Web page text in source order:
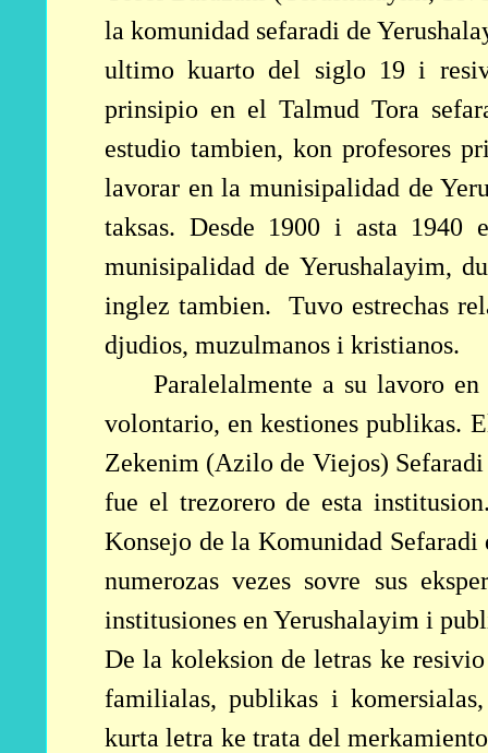
la komunidad sefaradi de
ultimo kuarto del siglo 19 i
prinsipio en el Talmud Tora
estudio tambien, kon profesores
lavorar en la munisipalidad de
taksas. Desde 1900 i asta
munisipalidad de Yerushalayim,
inglez tambien.
Tuvo estrechas
djudios, muzulmanos i kristianos.
Paralelalmente a su lavoro
volontario, en kestiones publikas.
Zekenim (Azilo de Viejos)
fue el trezorero de esta
Konsejo dela Komunidad Sefaradi
numerozas vezes sovre sus
institusiones en Yerushalayim i
De la koleksion de letras ke
familialas, publikas i
kurta letra ke trata del